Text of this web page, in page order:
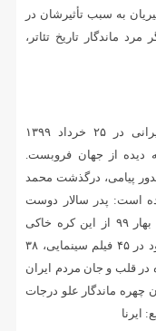
به سبب تأثیرشان در
ماندگار تاریخ تئاتر،
سرانجام این بازیگر سرشناس و محبوب ایرانی در ۲۵ خرداد ۱۳۹۹
کلیه دیده از جهان فروبست.
پیامی، درگذشت محمد
است: پدر سالار دوست
داشتنی مخاطبان تلویزیون در آخرین روزهای بهار ۹۹ از این کره خاکی
خداحافظی کرد اما با نقش آفرینی ماندگار خود در ۴۵ فیلم سینمایی، ۳۸
در قلب و جان مردم ایران
چهره ماندگار علو درجات
ایرنا